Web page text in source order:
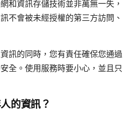
和資訊存儲技術並非萬無一失，
不會被未經授權的第三方訪問、
訊的同時，您有責任確保您通過
全。使用服務時要小心，並且只
的資訊？